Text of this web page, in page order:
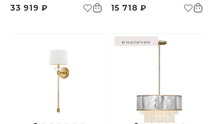
33 919 ₽
15 718 ₽
в наличии